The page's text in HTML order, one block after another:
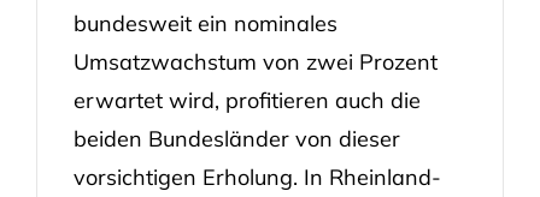
bundesweit ein nominales
Umsatzwachstum von zwei Prozent
erwartet wird, profitieren auch die
beiden Bundesländer von dieser
vorsichtigen Erholung. In Rheinland-